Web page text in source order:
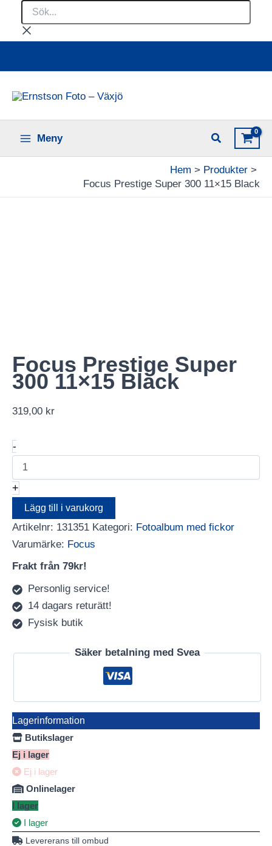
innehåll
Sök...
Meny
Hem
Produkter
Focus Prestige Super 300 11×15 Black
Focus Prestige Super
300 11×15 Black
319,00 kr
-Focus
Prestige
Super
300
11x15
Black
+
Lägg till i varukorg
Artikelnr: 131351 Kategori: Fotoalbum med fickor
Varumärke: Focus
Frakt från 79kr!
Personlig service!
14 dagars returätt!
Fysisk butik
Säker betalning med Svea
Lagerinformation
Butikslager
Ej i lager
Ej i lager
Onlinelager
I lager
I lager
Levererans till ombud